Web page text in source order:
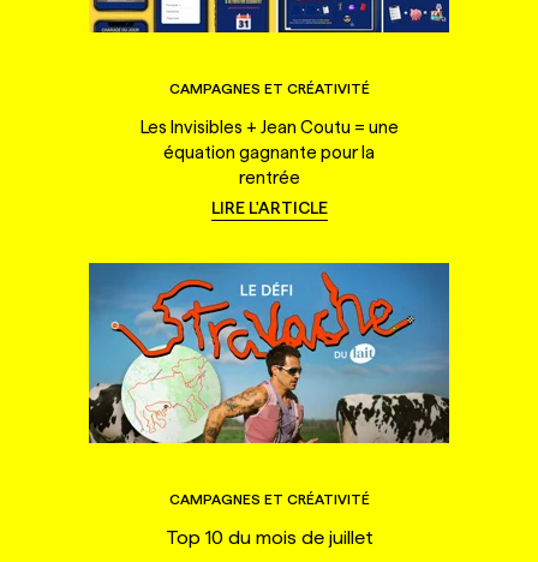
CAMPAGNES ET CRÉATIVITÉ
Les Invisibles + Jean Coutu = une
équation gagnante pour la
rentrée
LIRE L'ARTICLE
CAMPAGNES ET CRÉATIVITÉ
Top 10 du mois de juillet